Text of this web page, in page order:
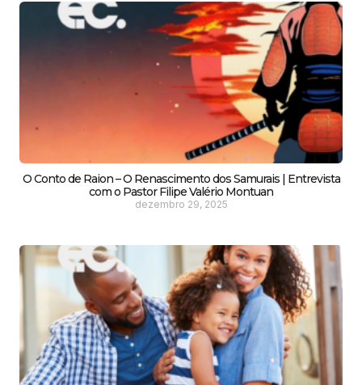
O Conto de Raion – O Renascimento dos Samurais | Entrevista
com o Pastor Filipe Valério Montuan
dezembro 29, 2025